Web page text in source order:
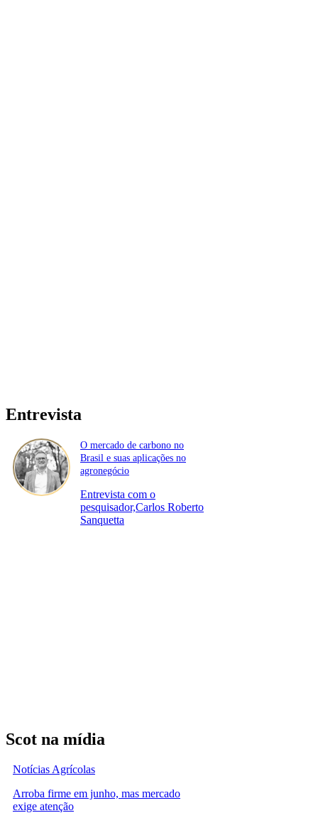
Entrevista
O mercado de carbono no
Brasil e suas aplicações no
agronegócio
Entrevista com o
pesquisador,Carlos Roberto
Sanquetta
Scot na mídia
Notícias Agrícolas
Arroba firme em junho, mas mercado
exige atenção